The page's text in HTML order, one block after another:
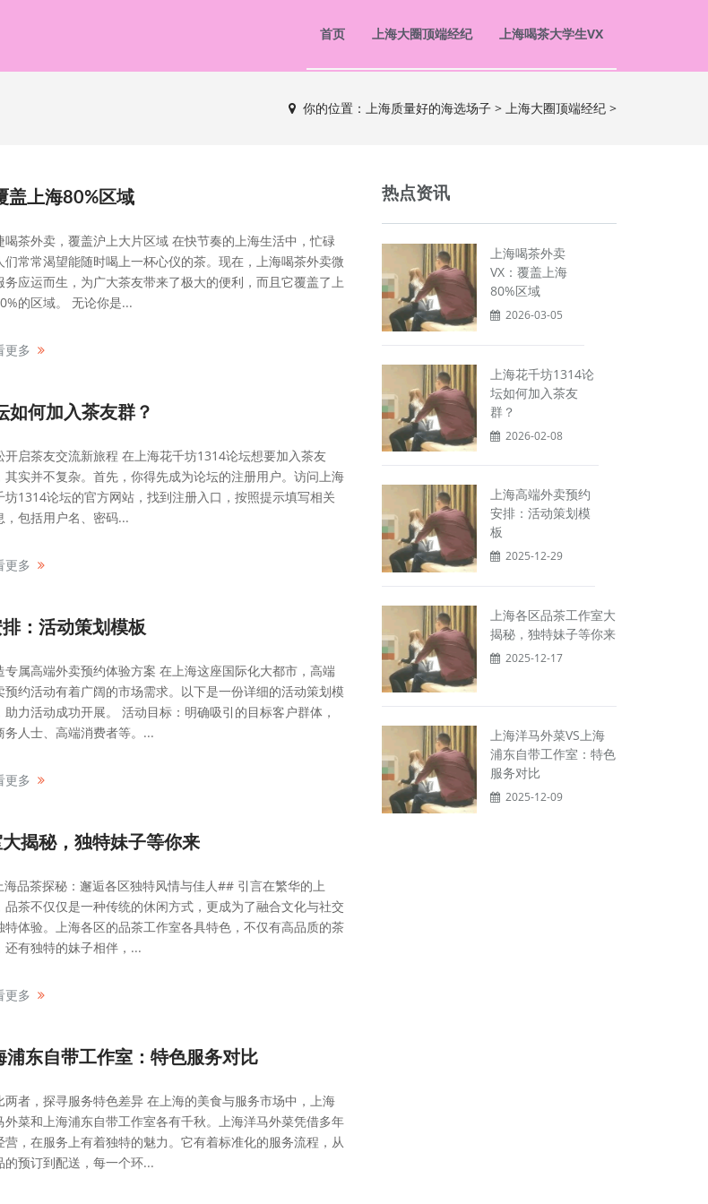
首页 上海大圈顶端经纪 上海喝茶大学生VX
你的位置： 上海质量好的海选场子 > 上海大圈顶端经纪 >
盖上海80%区域
喝茶外卖，覆盖沪上大片区域 在快节奏的上海生活中，忙碌
们常常渴望能随时喝上一杯心仪的茶。现在，上海喝茶外卖微
务应运而生，为广大茶友带来了极大的便利，而且它覆盖了上
的区域。 无论你是...
更多
如何加入茶友群？
开启茶友交流新旅程 在上海花千坊1314论坛想要加入茶友
其实并不复杂。首先，你得先成为论坛的注册用户。访问上海
坊1314论坛的官方网站，找到注册入口，按照提示填写相关
，包括用户名、密码...
更多
：活动策划模板
专属高端外卖预约体验方案 在上海这座国际化大都市，高端
预约活动有着广阔的市场需求。以下是一份详细的活动策划模
助力活动成功开展。 活动目标：明确吸引的目标客户群体，
务人士、高端消费者等。...
更多
揭秘，独特妹子等你来
海品茶探秘：邂逅各区独特风情与佳人## 引言在繁华的上
品茶不仅仅是一种传统的休闲方式，更成为了融合文化与社交
特体验。上海各区的品茶工作室各具特色，不仅有高品质的茶
还有独特的妹子相伴，...
更多
浦东自带工作室：特色服务对比
两者，探寻服务特色差异 在上海的美食与服务市场中，上海
外菜和上海浦东自带工作室各有千秋。上海洋马外菜凭借多年
营，在服务上有着独特的魅力。它有着标准化的服务流程，从
的预订到配送，每一个环...
热点资讯
上海喝茶外卖
VX：覆盖上海
80%区域
2026-03-05
上海花千坊1314论
坛如何加入茶友
群？
2026-02-08
上海高端外卖预约
安排：活动策划模
板
2025-12-29
上海各区品茶工作室大
揭秘，独特妹子等你来
2025-12-17
上海洋马外菜VS上海
浦东自带工作室：特色
服务对比
2025-12-09